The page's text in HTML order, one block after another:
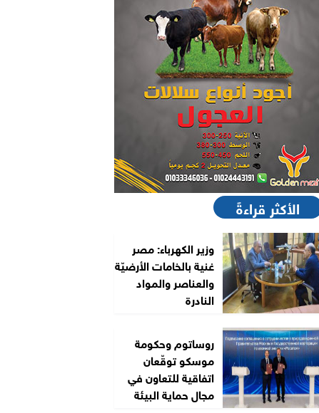
الأكثر قراءةً
وزير الكهرباء: مصر
غنية بالخامات الأرضيّة
والعناصر والمواد
النادرة
روساتوم وحكومة
موسكو توقّعان
اتفاقية للتعاون في
مجال حماية البيئة